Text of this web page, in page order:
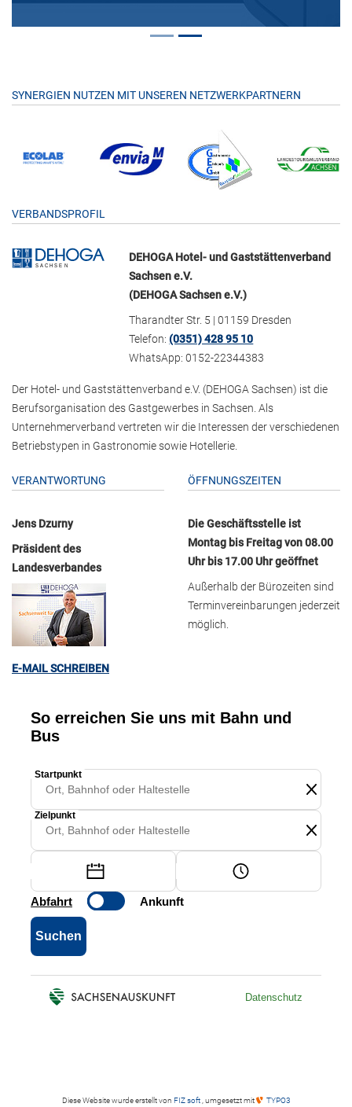
SYNERGIEN NUTZEN MIT UNSEREN NETZWERKPARTNERN
VERBANDSPROFIL
DEHOGA Hotel- und Gaststättenverband
Sachsen e.V.
(DEHOGA Sachsen e.V.)
Tharandter Str. 5 | 01159 Dresden
Telefon:(0351) 428 95 10
WhatsApp: 0152-22344383
Der Hotel- und Gaststättenverband e.V. (DEHOGA Sachsen) ist die
Berufsorganisation des Gastgewerbes in Sachsen. Als
Unternehmerverband vertreten wir die Interessen der verschiedenen
Betriebstypen in Gastronomie sowie Hotellerie.
VERANTWORTUNG
Jens Dzurny
Präsident des
Landesverbandes
E-MAIL SCHREIBEN
ÖFFNUNGSZEITEN
Die Geschäftsstelle ist
Montag bis Freitag von 08.00
Uhr bis 17.00 Uhr geöffnet
Außerhalb der Bürozeiten sind
Terminvereinbarungen jederzeit
möglich.
Diese Website wurde erstellt von FIZ soft , umgesetzt mit TYPO3